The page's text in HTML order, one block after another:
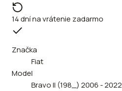
14 dní na vrátenie zadarmo
Značka
Fiat
Model
Bravo II (198_) 2006 - 2022